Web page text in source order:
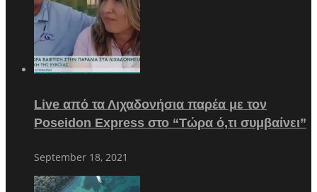
Live από τα Λιχαδονήσια παρέα με τον
Poseidon Express στο “Τώρα ό,τι συμβαίνει”
September 18, 2021